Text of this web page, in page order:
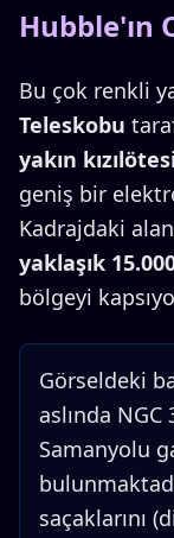
Hubble'ın
Bu çok renkli
Teleskobu
yakın
geniş bir
Kadrajdaki
yaklaşık
bölgeyi
Görseldeki
aslında
Samanyolu
saçaklarını